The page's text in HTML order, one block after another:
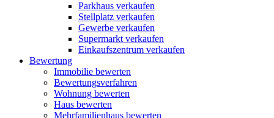
Parkhaus verkaufen
Stellplatz verkaufen
Gewerbe verkaufen
Supermarkt verkaufen
Einkaufszentrum verkaufen
Bewertung
Immobilie bewerten
Bewertungsverfahren
Wohnung bewerten
Haus bewerten
Mehrfamilienhaus bewerten